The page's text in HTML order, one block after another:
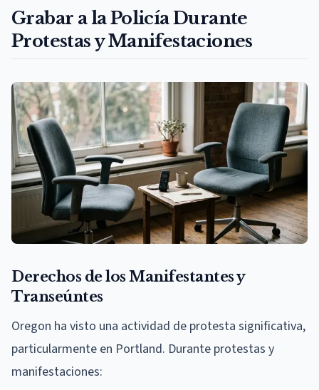
Grabar a la Policía Durante
Protestas y Manifestaciones
Derechos de los Manifestantes y
Transeúntes
Oregon ha visto una actividad de protesta significativa,
particularmente en Portland. Durante protestas y
manifestaciones: